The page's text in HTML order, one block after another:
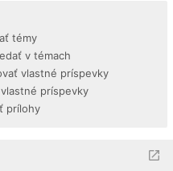
témy
v témach
vlastné príspevky
príspevky
prílohy